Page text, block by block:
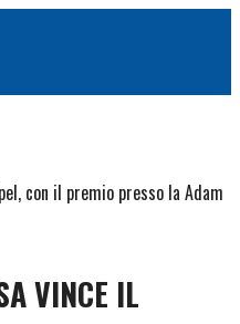
VINCE IL
con il premio presso la Adam